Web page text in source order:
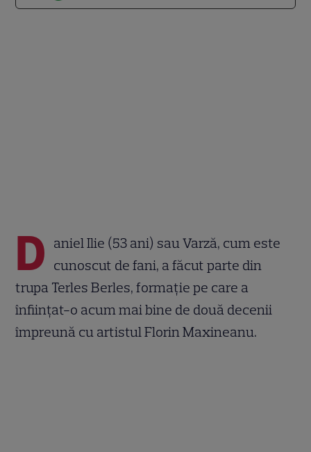
D aniel Ilie (53 ani) sau Varză, cum este
cunoscut de fani, a făcut parte din
trupa Terles Berles, formație pe care a
înființat-o acum mai bine de două decenii
împreună cu artistul Florin Maxineanu.